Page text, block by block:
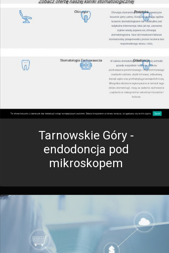
Tarnowskie Góry -
endodoncja pod
mikroskopem